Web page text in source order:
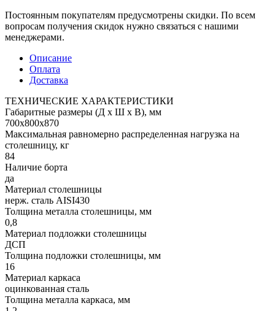
Постоянным покупателям предусмотрены скидки. По всем
вопросам получения скидок нужно связаться с нашими
менеджерами.
Описание
Оплата
Доставка
ТЕХНИЧЕСКИЕ ХАРАКТЕРИСТИКИ
Габаритные размеры (Д х Ш х В), мм
700х800х870
Максимальная равномерно распределенная нагрузка на
столешницу, кг
84
Наличие борта
да
Материал столешницы
нерж. сталь AISI430
Толщина металла столешницы, мм
0,8
Материал подложки столешницы
ДСП
Толщина подложки столешницы, мм
16
Материал каркаса
оцинкованная сталь
Толщина металла каркаса, мм